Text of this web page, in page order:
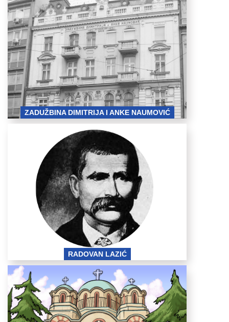
ZADUŽBINA DIMITRIJA I ANKE NAUMOVIĆ
lazic.png
RADOVAN LAZIĆ
i radmila